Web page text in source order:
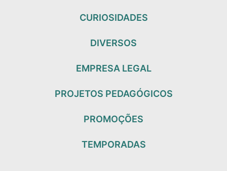
CURIOSIDADES
DIVERSOS
EMPRESA LEGAL
PROJETOS PEDAGÓGICOS
PROMOÇÕES
TEMPORADAS